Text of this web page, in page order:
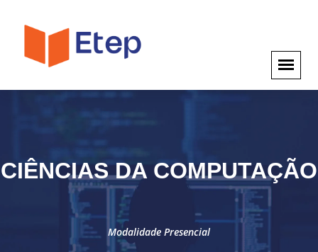
CIÊNCIAS DA COMPUTAÇÃO
Modalidade Presencial